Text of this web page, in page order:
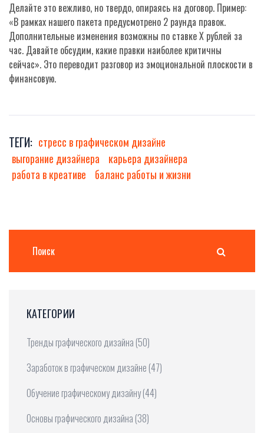
Делайте это вежливо, но твердо, опираясь на договор. Пример:
«В рамках нашего пакета предусмотрено 2 раунда правок.
Дополнительные изменения возможны по ставке X рублей за
час. Давайте обсудим, какие правки наиболее критичны
сейчас». Это переводит разговор из эмоциональной плоскости в
финансовую.
ТЕГИ: стресс в графическом дизайне
выгорание дизайнера
карьера дизайнера
работа в креативе
баланс работы и жизни
КАТЕГОРИИ
Тренды графического дизайна (50)
Заработок в графическом дизайне (47)
Обучение графическому дизайну(44)
Основы графического дизайна (38)